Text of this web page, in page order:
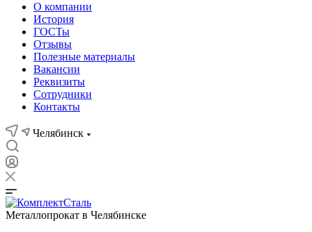
О компании
История
ГОСТы
Отзывы
Полезные материалы
Вакансии
Реквизиты
Сотрудники
Контакты
Челябинск
Металлопрокат в Челябинске